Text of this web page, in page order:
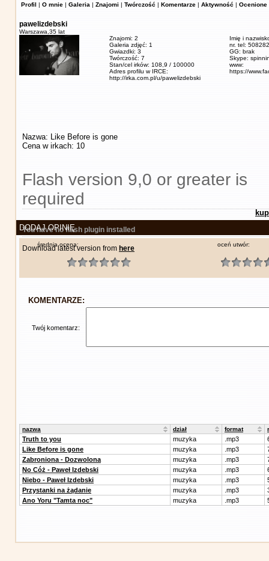
Profil | O mnie | Galeria | Znajomi | Twórczość | Komentarze | Aktywność | Ocenione
pawelizdebski
Warszawa, 35 lat
Znajomi: 2
Galeria zdjęć: 1
Gwiazdki: 3
Twórczość: 7
Stan/cel irków: 108,9 / 100000
Adres profilu w IRCE:
http://irka.com.pl/u/pawelizdebski
Imię i
nr. tel:
GG: brak
Skype:
www:
https://
Nazwa: Like Before is gone
Cena w irkach: 10
Flash version 9,0 or greater is
required
You have no flash plugin installed
Download latest version from here
DODAJ OPINIĘ
średnia ocena: oceń utwór:
KOMENTARZE:
Twój komentarz:
nazwa dział format
Truth to you muzyka .mp3
Like Before is gone
muzyka .mp3
Zabroniona - Dozwolona
muzyka .mp3
No Cóż - Paweł Izdebski
muzyka .mp3
Niebo - Paweł Izdebski
muzyka .mp3
Przystanki na żądanie
muzyka .mp3
Ano Yoru "Tamta noc"
muzyka .mp3